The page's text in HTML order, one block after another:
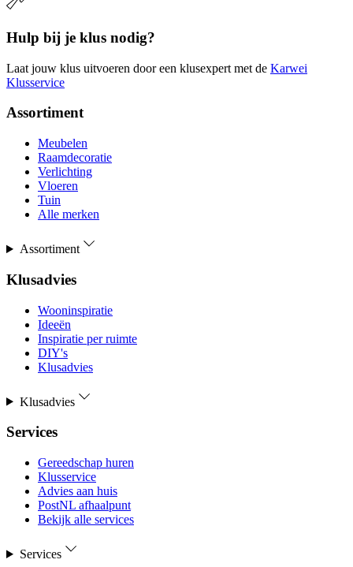
Hulp bij je klus nodig?
Laat jouw klus uitvoeren door een klusexpert met de Karwei
Klusservice
Assortiment
Meubelen
Raamdecoratie
Verlichting
Vloeren
Tuin
Alle merken
Assortiment
Klusadvies
Wooninspiratie
Ideeën
Inspiratie per ruimte
DIY's
Klusadvies
Klusadvies
Services
Gereedschap huren
Klusservice
Advies aan huis
PostNL afhaalpunt
Bekijk alle services
Services